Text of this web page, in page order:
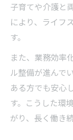
子育てや介護と
により、ライフ
す。
また、業務効率
ル整備が進んで
ある方でも安心
す。こうした環
がり、長く働き